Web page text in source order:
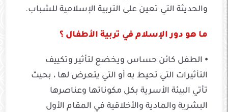
والحديثة التي تعين على التربية الإسلامية للشباب.
ما هو دور الإسلام في تربية الأطفال ؟
⦁ الطفل كائن حساس ويخضع لتأثير وتكييف
التأثيرات التي تحيط به أو التي يتعرض لها ، بحيث
تأتي البيئة الأسرية بكل مكوناتها وعناصرها
البشرية والمادية والأخلاقية في المقام الأول